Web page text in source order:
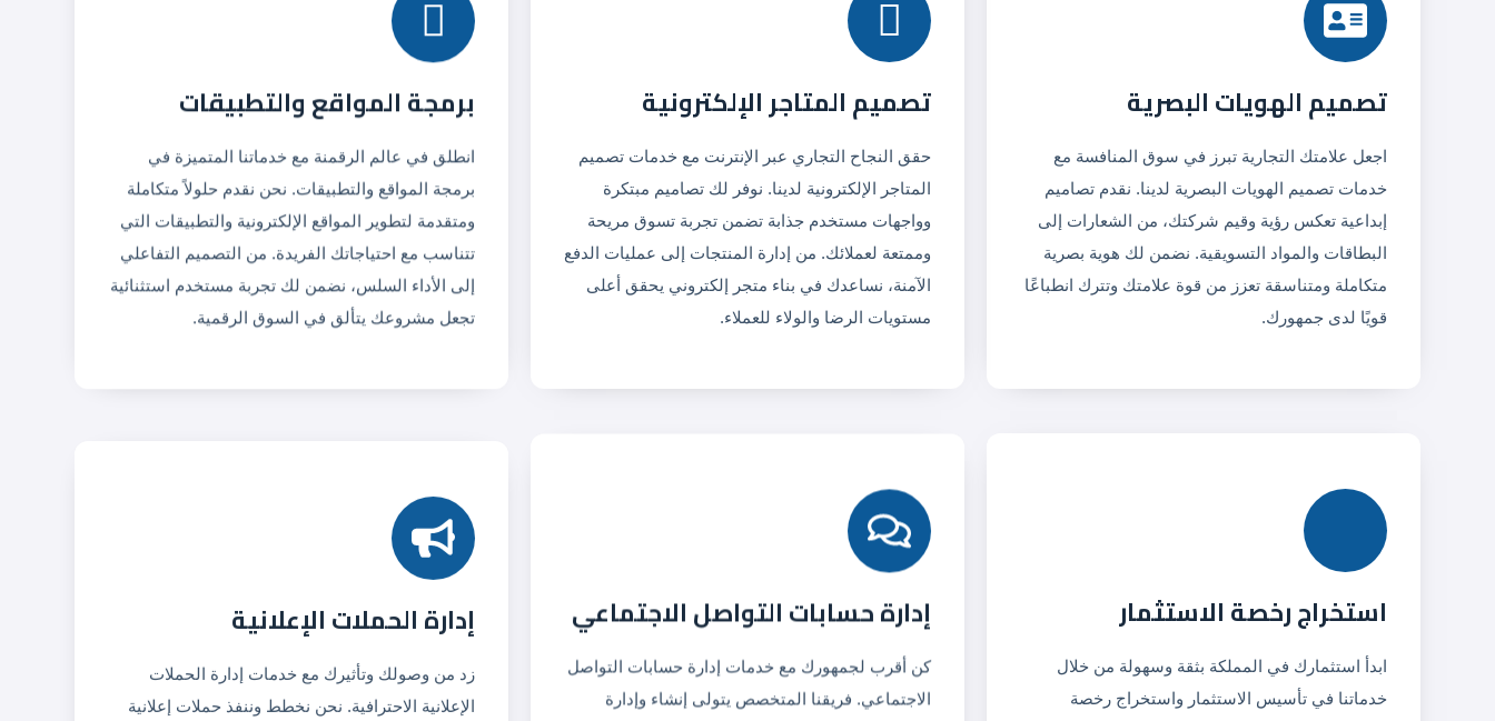
تصميم الهويات البصرية
اجعل علامتك التجارية تبرز في سوق المنافسة مع
خدمات تصميم الهويات البصرية لدينا. نقدم تصاميم
إبداعية تعكس رؤية وقيم شركتك، من الشعارات إلى
البطاقات والمواد التسويقية. نضمن لك هوية بصرية
متكاملة ومتناسقة تعزز من قوة علامتك وتترك انطباعًا
قويًا لدى جمهورك.
تصميم المتاجر الإلكترونية
حقق النجاح التجاري عبر الإنترنت مع خدمات تصميم
المتاجر الإلكترونية لدينا. نوفر لك تصاميم مبتكرة
وواجهات مستخدم جذابة تضمن تجربة تسوق مريحة
وممتعة لعملائك. من إدارة المنتجات إلى عمليات الدفع
الآمنة، نساعدك في بناء متجر إلكتروني يحقق أعلى
مستويات الرضا والولاء للعملاء.
برمجة المواقع والتطبيقات
انطلق في عالم الرقمنة مع خدماتنا المتميزة في
برمجة المواقع والتطبيقات. نحن نقدم حلولاً متكاملة
ومتقدمة لتطوير المواقع الإلكترونية والتطبيقات التي
تتناسب مع احتياجاتك الفريدة. من التصميم التفاعلي
إلى الأداء السلس، نضمن لك تجربة مستخدم استثنائية
تجعل مشروعك يتألق في السوق الرقمية.
استخراج رخصة الاستثمار
ابدأ استثمارك في المملكة بثقة وسهولة من خلال
خدماتنا في تأسيس الاستثمار واستخراج رخصة
إدارة حسابات التواصل الاجتماعي
كن أقرب لجمهورك مع خدمات إدارة حسابات التواصل
الاجتماعي. فريقنا المتخصص يتولى إنشاء وإدارة
إدارة الحملات الإعلانية
زد من وصولك وتأثيرك مع خدمات إدارة الحملات
الإعلانية الاحترافية. نحن نخطط وننفذ حملات إعلانية